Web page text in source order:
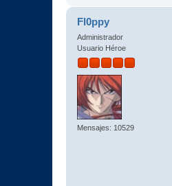
Fl0ppy
Administrador
Usuario Héroe
Mensajes: 10529